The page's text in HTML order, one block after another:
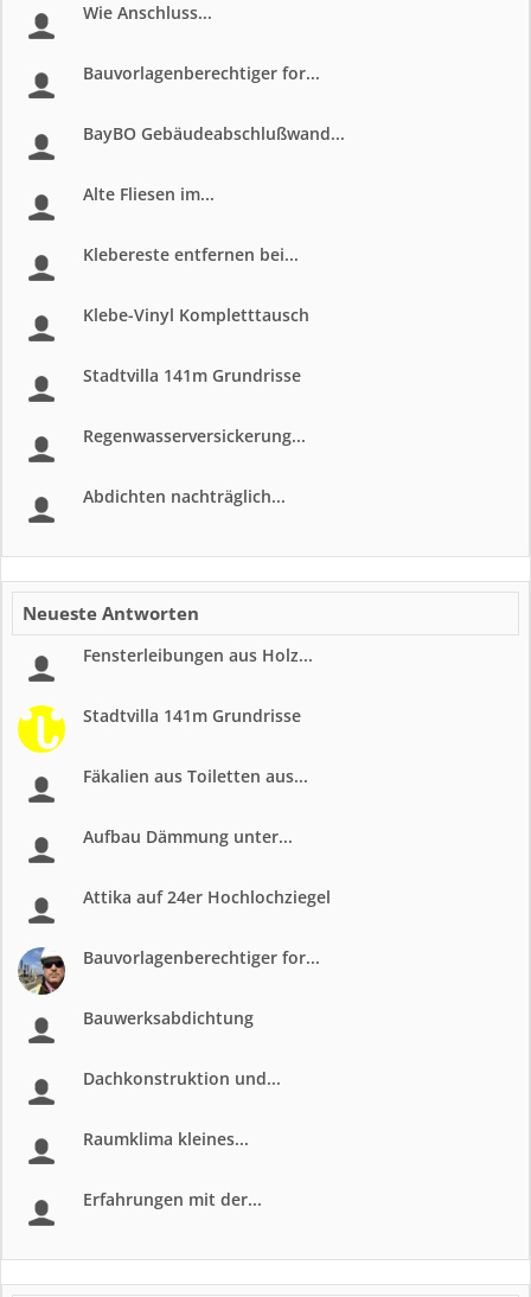
Wie Anschluss...
Bauvorlagenberechtiger for...
BayBO Gebäudeabschlußwand...
Alte Fliesen im...
Klebereste entfernen bei...
Klebe-Vinyl Kompletttausch
Stadtvilla 141m Grundrisse
Regenwasserversickerung...
Abdichten nachträglich...
Neueste Antworten
Fensterleibungen aus Holz...
Stadtvilla 141m Grundrisse
Fäkalien aus Toiletten aus...
Aufbau Dämmung unter...
Attika auf 24er Hochlochziegel
Bauvorlagenberechtiger for...
Bauwerksabdichtung
Dachkonstruktion und...
Raumklima kleines...
Erfahrungen mit der...